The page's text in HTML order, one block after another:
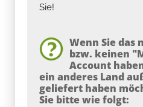
Sie!
Wenn Sie das
bzw. keinen
Account
ein anderes Land
geliefert haben
Sie bitte wie folgt: